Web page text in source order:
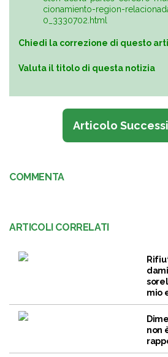
cionamiento-region-
0_3330702.html
Chiedi la correzione di questo
Valuta il titolo di questa notizia
Articolo
COMMENTA
ARTICOLI CORRELATI
mio
non